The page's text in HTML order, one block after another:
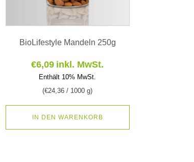
BioLifestyle Mandeln 250g
€6,09 inkl. MwSt.
Enthält 10% MwSt.
(€24,36 / 1000 g)
IN DEN WARENKORB